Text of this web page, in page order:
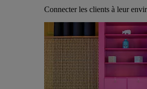
Connecter les clients à leur